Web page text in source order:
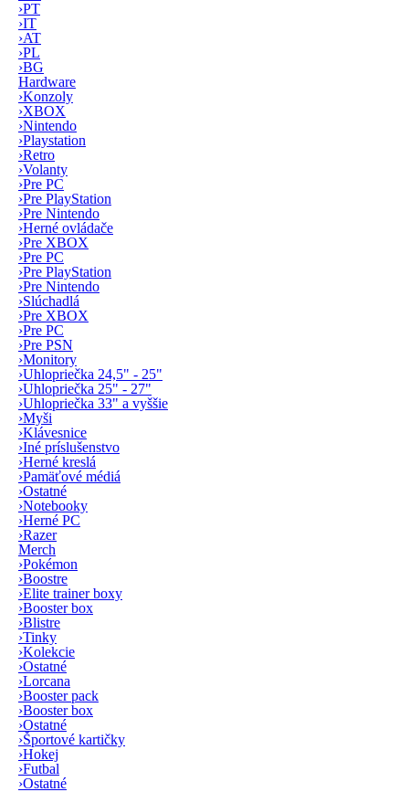
›PT
›IT
›AT
›PL
›BG
Hardware
›Konzoly
›XBOX
›Nintendo
›Playstation
›Retro
›Volanty
›Pre PC
›Pre PlayStation
›Pre Nintendo
›Herné ovládače
›Pre XBOX
›Pre PC
›Pre PlayStation
›Pre Nintendo
›Slúchadlá
›Pre XBOX
›Pre PC
›Pre PSN
›Monitory
›Uhlopriečka 24,5" - 25"
›Uhlopriečka 25" - 27"
›Uhlopriečka 33" a vyššie
›Myši
›Klávesnice
›Iné príslušenstvo
›Herné kreslá
›Pamäťové médiá
›Ostatné
›Notebooky
›Herné PC
›Razer
Merch
›Pokémon
›Boostre
›Elite trainer boxy
›Booster box
›Blistre
›Tinky
›Kolekcie
›Ostatné
›Lorcana
›Booster pack
›Booster box
›Ostatné
›Športové kartičky
›Hokej
›Futbal
›Ostatné